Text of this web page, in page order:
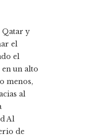
Qatar y
el
el
un alto
menos,
al
Al
de